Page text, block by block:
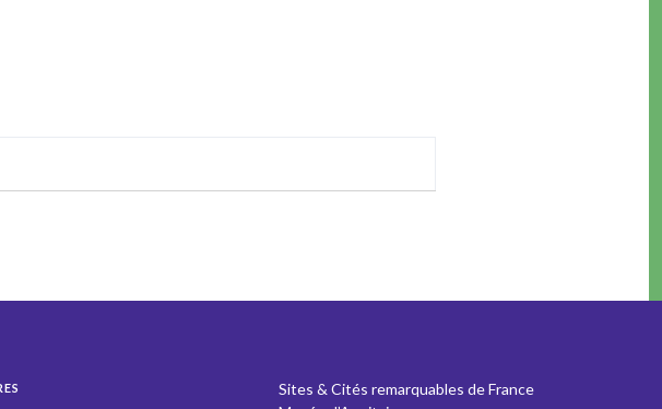
Sites & Cités remarquables de France